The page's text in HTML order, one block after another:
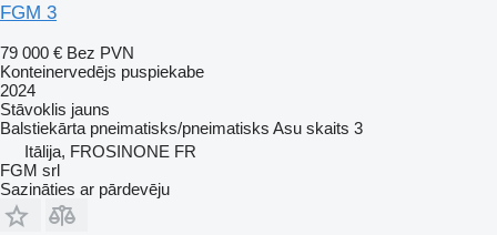
FGM 3
79 000 € Bez PVN
Konteinervedējs puspiekabe
2024
Stāvoklis jauns
Balstiekārta pneimatisks/pneimatisks Asu skaits 3
Itālija, FROSINONE FR
FGM srl
Sazināties ar pārdevēju